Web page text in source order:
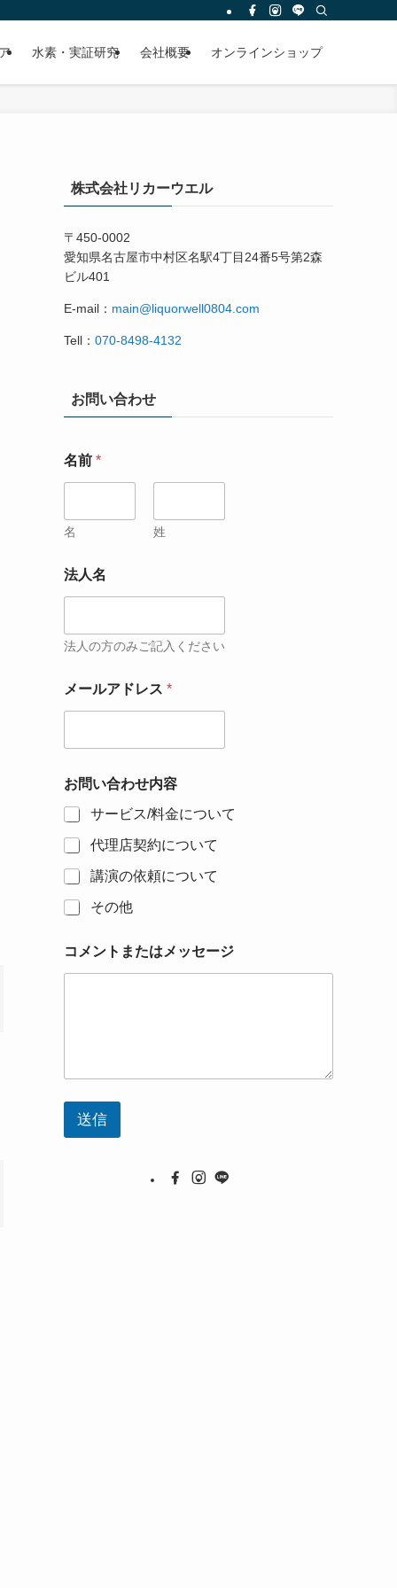
水素・実証研究 会社概要 オンラインショップ
株式会社リカーウエル
〒450-0002
愛知県名古屋市中村区名駅4丁目24番5号第2森
ビル401
E-mail： main@liquorwell0804.com
Tell： 070-8498-4132
お問い合わせ
名前 *
名 姓
法人名
法人の方のみご記入ください
メールアドレス *
お問い合わせ内容
サービス/料金について
代理店契約について
講演の依頼について
その他
コメントまたはメッセージ
送信